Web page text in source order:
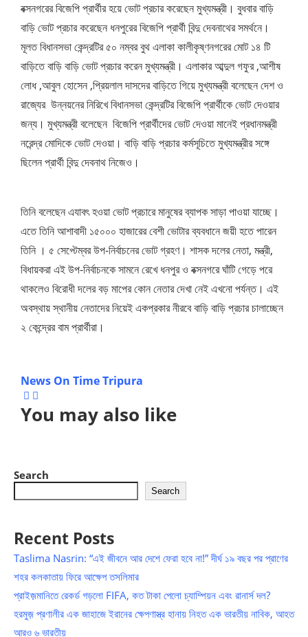
বক্সনগরের বিজেপি প্রার্থীর হয়ে ভোট প্রচার করেছেন মুখ্যমন্ত্রী। বুধবার বাড়ি
বাড়ি ভোট প্রচার করেছেন ধনপুরের বিজেপি প্রার্থী বিন্দু দেবনাথের সমর্থনে।
মূলত বিধানসভা কেন্দ্রটির ৫০ নম্বর বুথ এলাকা কালীকৃষ্ণনগরের মোট ১৪ টি
বাড়িতে বাড়ি বাড়ি ভোট প্রচার করেন মুখ্যমন্ত্রী। এলাকার আব্দুল গফুর ,আশীষ
লোধ ,আবুল হোসেন ,প্রিয়লাল দাসদের বাড়িতে গিয়ে মুখ্যমন্ত্রী বলেছেন দেশ ও
রাজ্যের উন্নয়নের নিরিখে বিধানসভা কেন্দ্রটির বিজেপি প্রার্থীকে ভোট দেওয়ার
জন্য। মুখ্যমন্ত্রী বলেছেন বিজেপি প্রার্থীদের ভোট দেওয়া মানেই প্রধানমন্ত্রী
নরেন্দ্র মোদিকে ভোট দেওয়া। বাড়ি বাড়ি প্রচার কর্মসূচিতে মুখ্যমন্ত্রীর সঙ্গে
ছিলেন প্রার্থী বিন্দু দেবনাথ নিজেও।
তিনি বলেছেন এযাবৎ হওয়া ভোট প্রচারে মানুষের ব্যাপক সাড়া পাওয়া যাচ্ছে।
এতে তিনি আশাবাদী ১৫০০০ হাজারের বেশী ভোটার ব্যবধানে জয়ী হতে পারেন
তিনি । ৫ সেপ্টেম্বর উপ-নির্বাচনের ভোট গ্রহণ। শাসক দলের নেতা, মন্ত্রী,
বিধায়করা এই উপ-নির্বাচনকে সামনে রেখে ধনপুর ও বক্সনগরে ঘাঁটি গেড়ে পরে
থাকলেও বিরোধী দলের বড় মাপের কোন নেতার দেখা নেই এখনো পর্যন্ত। এই
অবস্থায় স্থানীয় নেতাদের নিয়েই একপ্রকার নীরবে বাড়ি বাড়ি প্রচার চালাচ্ছেন
২ কেন্দ্রের বাম প্রার্থীরা।
News On Time Tripura
You may also like
Search
Search
Recent Posts
Taslima Nasrin: “এই জীবনে আর দেশে ফেরা হবে না!” দীর্ঘ ১৯ বছর পর প্রাণের
শহর কলকাতায় ফিরে আক্ষেপ তসলিমার
প্রাইজ়মানিতে রেকর্ড গড়লো FIFA, কত টাকা পেলো চ্যাম্পিয়ন এবং রানার্স দল?
হরমুজ় প্রণালীর এক জাহাজে ইরানের ক্ষেপণাস্ত্র হানায় নিহত এক ভারতীয় নাবিক, আহত
আরও ৬ ভারতীয়